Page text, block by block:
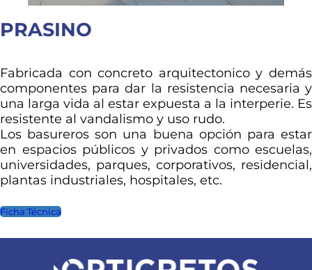
PRASINO
Fabricada con concreto arquitectonico y demás
componentes para dar la resistencia necesaria y
una larga vida al estar expuesta a la interperie. Es
resistente al vandalismo y uso rudo.
Los basureros son una buena opción para estar
en espacios públicos y privados como escuelas,
universidades, parques, corporativos, residencial,
plantas industriales, hospitales, etc.
Ficha Técnica